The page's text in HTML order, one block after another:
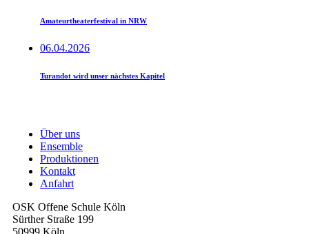
Amateurtheaterfestival in NRW
06.04.2026
Turandot wird unser nächstes Kapitel
Über uns
Ensemble
Produktionen
Kontakt
Anfahrt
OSK Offene Schule Köln
Sürther Straße 199